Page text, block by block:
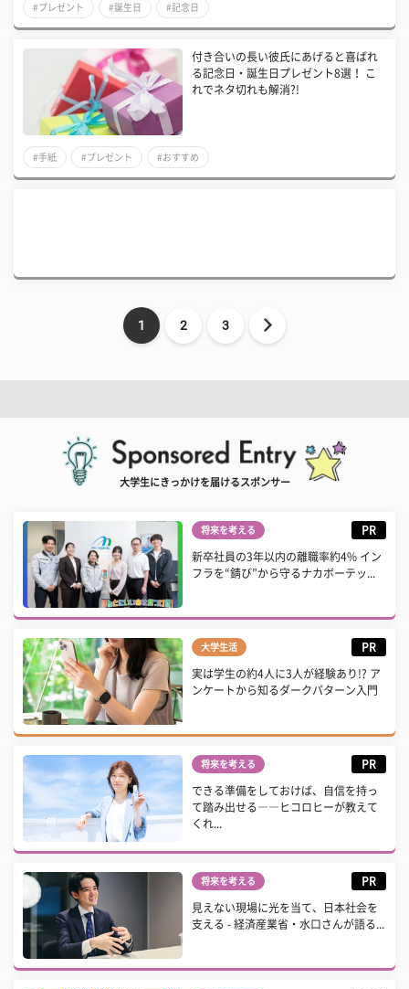
#プレゼント #誕生日 #記念日
付き合いの長い彼氏にあげると喜ばれ
る記念日・誕生日プレゼント8選！ こ
れでネタ切れも解消?!
#手紙 #プレゼント #おすすめ
1 2 3
大学生にきっかけを届けるスポンサー
将来を考える PR
新卒社員の3年以内の離職率約4% イン
フラを“錆び”から守るナカボーテッ...
大学生活 PR
実は学生の約4人に3人が経験あり!? ア
ンケートから知るダークパターン入門
将来を考える PR
できる準備をしておけば、自信を持っ
て踏み出せる――ヒコロヒーが教えて
くれ...
将来を考える PR
見えない現場に光を当て、日本社会を
支える - 経済産業省・水口さんが語る...